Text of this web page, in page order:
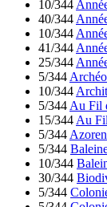
10/344
40/344
10/344
41/344
25/344
5/344
10/344
5/344 Au Fil
15/344 Au
5/344 Azoren
5/344
10/344
30/344
5/344